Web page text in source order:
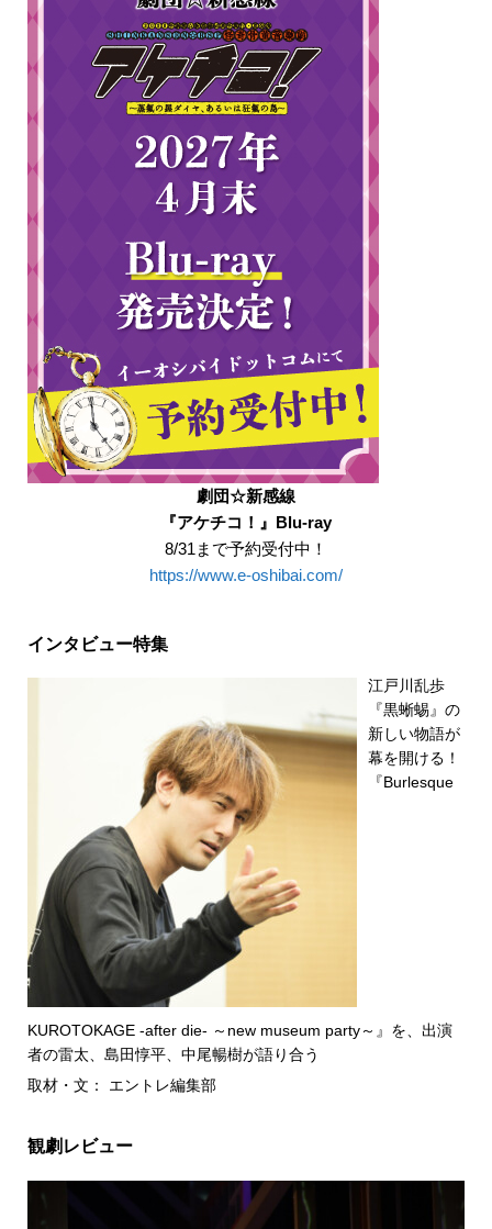
劇団☆新感線
『アケチコ！』Blu-ray
8/31まで予約受付中！
https://www.e-oshibai.com/
インタビュー特集
江戸川乱歩
『黒蜥蜴』の
新しい物語が
幕を開ける！
『Burlesque
KUROTOKAGE -after die- ～new museum party～』を、出演
者の雷太、島田惇平、中尾暢樹が語り合う
取材・文： エントレ編集部
観劇レビュー